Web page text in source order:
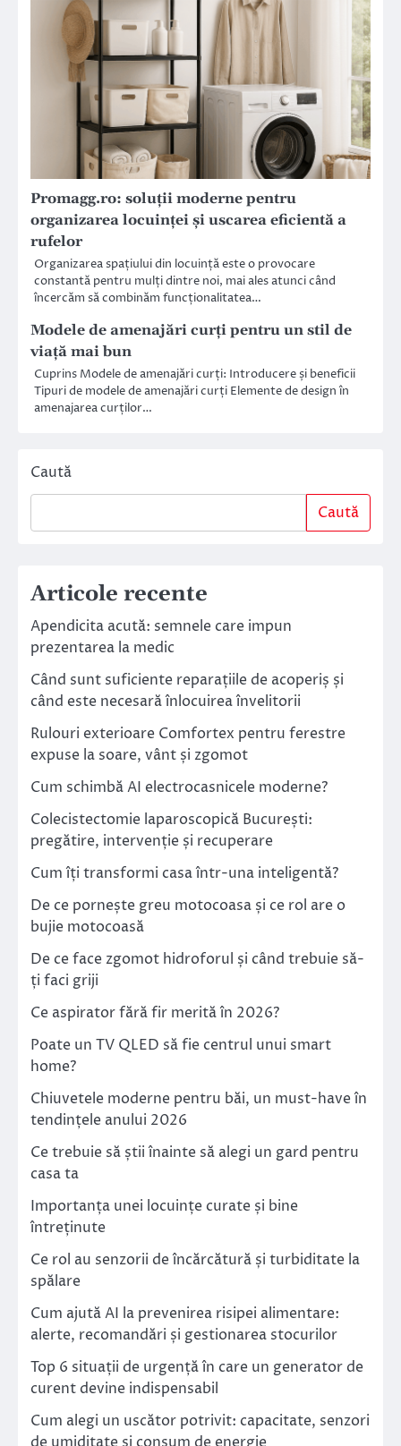
Promagg.ro: soluții moderne pentru
organizarea locuinței și uscarea eficientă a
rufelor
Organizarea spațiului din locuință este o provocare
constantă pentru mulți dintre noi, mai ales atunci când
încercăm să combinăm funcționalitatea…
Modele de amenajări curți pentru un stil de
viață mai bun
Cuprins Modele de amenajări curți: Introducere și beneficii
Tipuri de modele de amenajări curți Elemente de design în
amenajarea curților…
Caută
Caută
Articole recente
Apendicita acută: semnele care impun
prezentarea la medic
Când sunt suficiente reparațiile de acoperiș și
când este necesară înlocuirea învelitorii
Rulouri exterioare Comfortex pentru ferestre
expuse la soare, vânt și zgomot
Cum schimbă AI electrocasnicele moderne?
Colecistectomie laparoscopică București:
pregătire, intervenție și recuperare
Cum îți transformi casa într-una inteligentă?
De ce pornește greu motocoasa și ce rol are o
bujie motocoasă
De ce face zgomot hidroforul și când trebuie să-
ți faci griji
Ce aspirator fără fir merită în 2026?
Poate un TV QLED să fie centrul unui smart
home?
Chiuvetele moderne pentru băi, un must-have în
tendințele anului 2026
Ce trebuie să știi înainte să alegi un gard pentru
casa ta
Importanța unei locuințe curate și bine
întreținute
Ce rol au senzorii de încărcătură și turbiditate la
spălare
Cum ajută AI la prevenirea risipei alimentare:
alerte, recomandări și gestionarea stocurilor
Top 6 situații de urgență în care un generator de
curent devine indispensabil
Cum alegi un uscător potrivit: capacitate, senzori